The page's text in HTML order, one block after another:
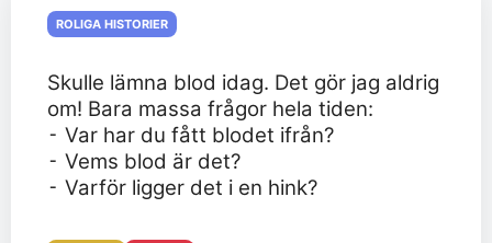
ROLIGA HISTORIER
Skulle lämna blod idag. Det gör jag aldrig
om! Bara massa frågor hela tiden:
⁃ Var har du fått blodet ifrån?
⁃ Vems blod är det?
⁃ Varför ligger det i en hink?